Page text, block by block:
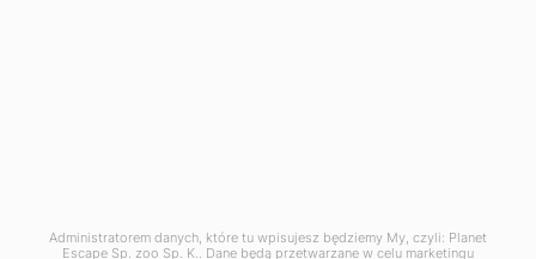
Administratorem danych, które tu wpisujesz będziemy My, czyli: Planet
Escape Sp. zoo Sp. K.. Dane będą przetwarzane w celu marketingu